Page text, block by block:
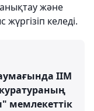
және
келеді.
ІІМ
мемлекеттік